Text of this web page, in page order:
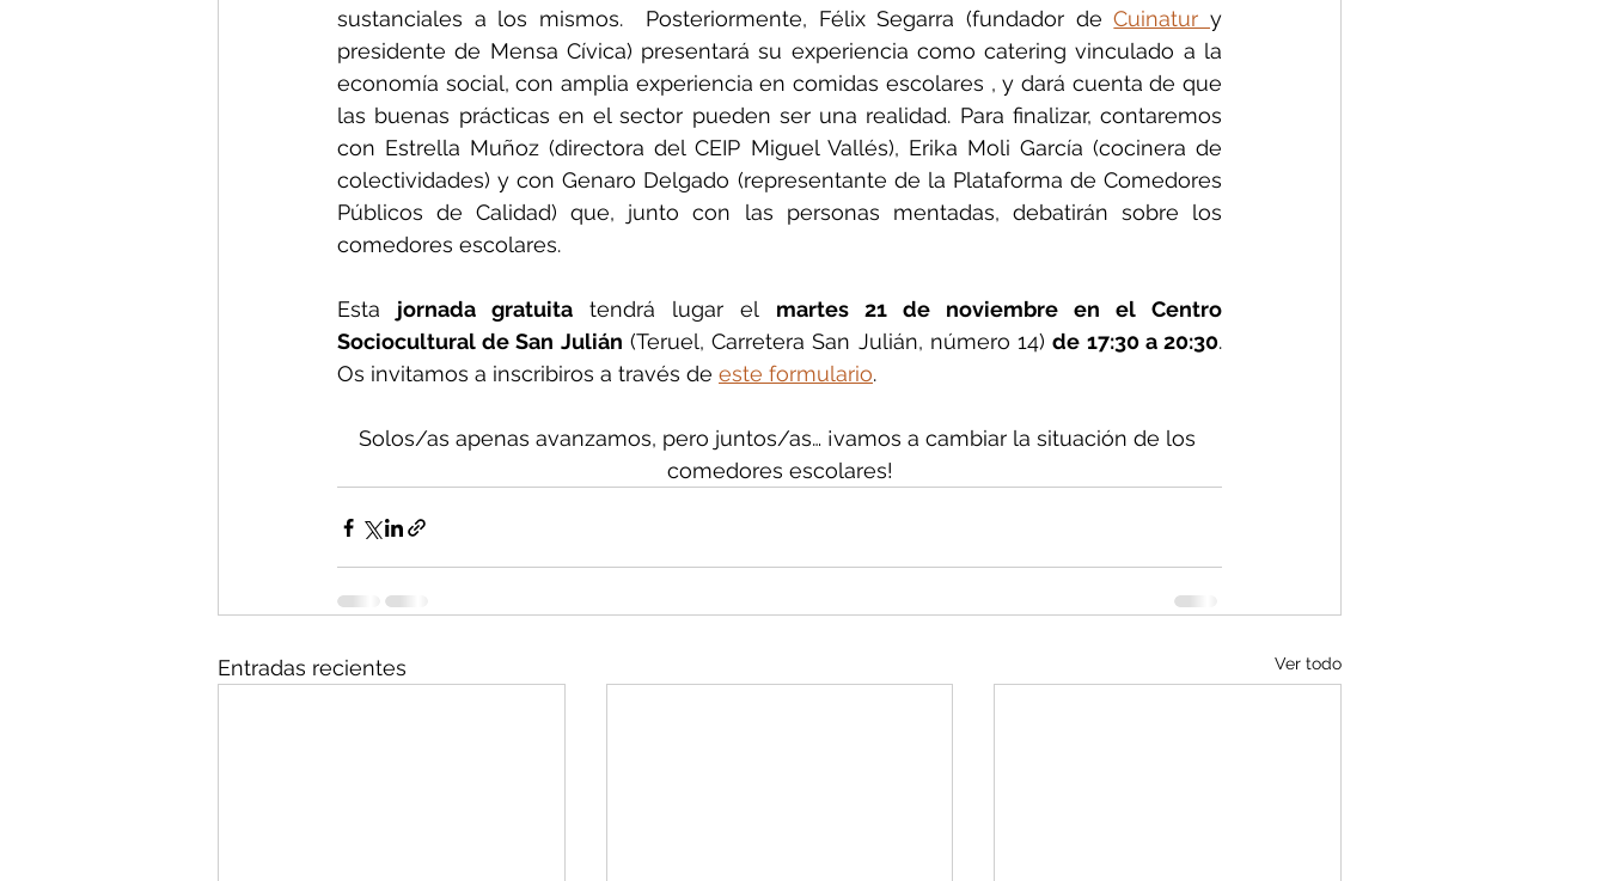
sustanciales a los mismos.  Posteriormente, Félix Segarra (fundador de Cuinatur y
presidente de Mensa Cívica) presentará su experiencia como catering vinculado a la
economía social, con amplia experiencia en comidas escolares , y dará cuenta de que
las buenas prácticas en el sector pueden ser una realidad. Para finalizar, contaremos
con Estrella Muñoz (directora del CEIP Miguel Vallés), Erika Moli García (cocinera de
colectividades) y con Genaro Delgado (representante de la Plataforma de Comedores
Públicos de Calidad) que, junto con las personas mentadas, debatirán sobre los
comedores escolares.
Esta jornada gratuita tendrá lugar el martes 21 de noviembre en el Centro
Sociocultural de San Julián (Teruel, Carretera San Julián, número 14) de 17:30 a 20:30.
Os invitamos a inscribiros a través de este formulario.
Solos/as apenas avanzamos, pero juntos/as… ¡vamos a cambiar la situación de los
comedores escolares!
Entradas recientes Ver todo